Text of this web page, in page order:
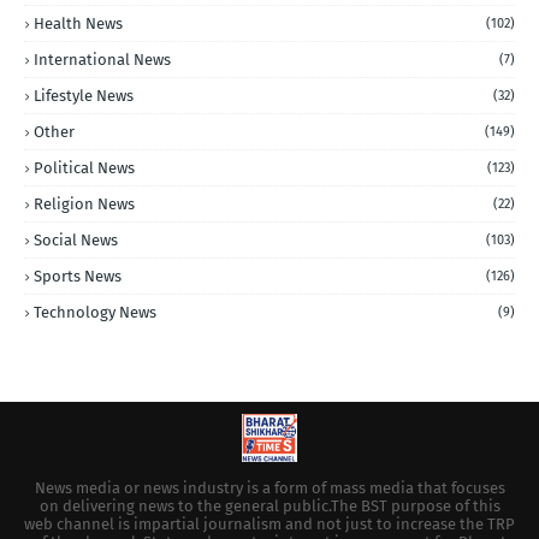
Health News (102)
International News (7)
Lifestyle News (32)
Other (149)
Political News (123)
Religion News (22)
Social News (103)
Sports News (126)
Technology News (9)
News media or news industry is a form of mass media that focuses
on delivering news to the general public.The BST purpose of this
web channel is impartial journalism and not just to increase the TRP